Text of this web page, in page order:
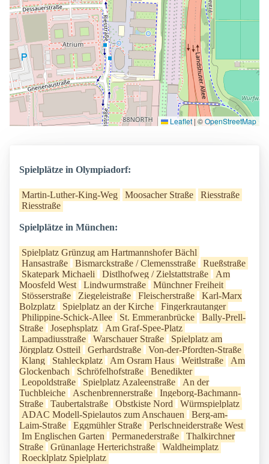
Leaflet | ©OpenStreetMap
Spielplätze in Olympiadorf:
Martin-Luther-King-Weg Moosacher Straße
Riesstraße
Riesstraße
Spielplätze in München:
Spielplatz Grünzug am Hartmannshofer Bächl
Hansastraße
Bismarckstraße / Clemensstraße
Rueßstraße
Skatepark Michaeli
Distlhofweg / Zielstattstraße
Am
Moosfeld West
Lindwurmstraße
Münchner Freiheit
Stösserstraße
Ziegeleistraße Fleischerstraße
Karl-Marx
Bolzplatz
Spielplatz an der Kirche
Fingerkrautanger
Philippine-Schick-Allee
St. Emmeranbrücke
Bally-Prell-
Straße
Josephsplatz
Am Graf-Spee-Platz
Lampadiusstraße
Warschauer Straße
Spielplatz am
Jörgplatz Ostteil
Gerhardstraße
Von-der-Pfordten-Straße
Klang
Stahleckplatz Am Osram Haus Weitlstraße
Am
Glockenbach
Schröfelhofstraße
Benedikter
Leopoldstraße
Spielplatz Azaleenstraße
An der
Tuchbleiche
Aschenbrennerstraße
Ingeborg-Bachmann-
Straße
Taubertalstraße Obstkiste Nord
Würmspielplatz
ADAC Modell-Spielautos zum Anschauen
Berg-am-
Laim-Straße
Eggmühler Straße
Perlschneiderstraße West
Im Englischen Garten
Permanederstraße
Thalkirchner
Straße
Grünanlage Herterichstraße
Waldheimplatz
Roecklplatz Spielplatz